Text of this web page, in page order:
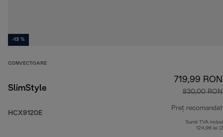
-13 %
CONVECTOARE
SlimStyle
HCX9120E
719,99 RON
830,00 RON
Preț recomandat
Sumă TVA
124,96 lei